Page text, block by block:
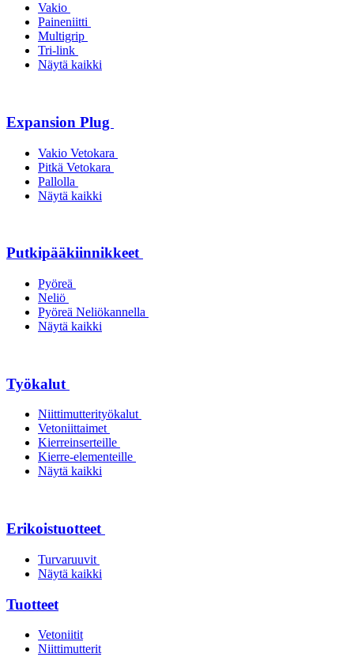
Vakio
Paineniitti
Multigrip
Tri-link
Näytä kaikki
Expansion Plug
Vakio Vetokara
Pitkä Vetokara
Pallolla
Näytä kaikki
Putkipääkiinnikkeet
Pyöreä
Neliö
Pyöreä Neliökannella
Näytä kaikki
Työkalut
Niittimutterityökalut
Vetoniittaimet
Kierreinserteille
Kierre-elementeille
Näytä kaikki
Erikoistuotteet
Turvaruuvit
Näytä kaikki
Tuotteet
Vetoniitit
Niittimutterit